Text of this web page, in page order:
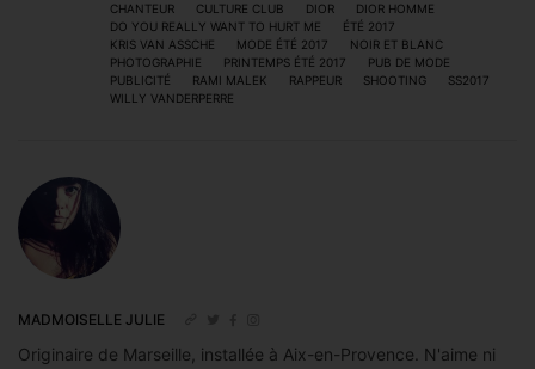
CHANTEUR
CULTURE CLUB DIOR
DIOR HOMME
DO YOU REALLY WANT TO HURT ME
ÉTÉ 2017
KRIS VAN ASSCHE
MODE ÉTÉ 2017
NOIR ET BLANC
PHOTOGRAPHIE
PRINTEMPS ÉTÉ 2017
PUB DE MODE
PUBLICITÉ
RAMI MALEK RAPPEUR SHOOTING
SS2017
WILLY VANDERPERRE
MADMOISELLE JULIE
Originaire de Marseille, installée à Aix-en-Provence. N'aime ni